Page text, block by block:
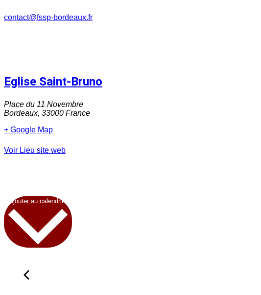
contact@fssp-bordeaux.fr
Eglise Saint-Bruno
Place du 11 Novembre
Bordeaux, 33000 France
+ Google Map
Voir Lieu site web